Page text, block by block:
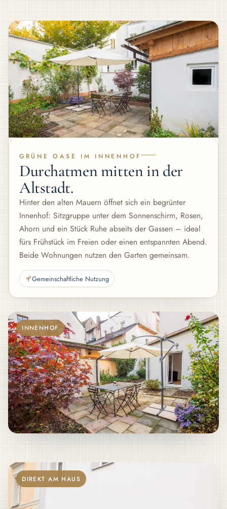
GRÜNE OASE IM INNENHOF
Durchatmen mitten in der
Altstadt.
Hinter den alten Mauern öffnet sich ein begrünter
Innenhof: Sitzgruppe unter dem Sonnenschirm, Rosen,
Ahorn und ein Stück Ruhe abseits der Gassen – ideal
fürs Frühstück im Freien oder einen entspannten Abend.
Beide Wohnungen nutzen den Garten gemeinsam.
Gemeinschaftliche Nutzung
INNENHOF
DIREKT AM HAUS